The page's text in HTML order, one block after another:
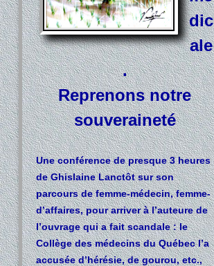
dic
ale
.
Reprenons notre
souveraineté
Une conférence de presque 3 heures
de Ghislaine Lanctôt sur son
parcours de femme-médecin, femme-
d’affaires, pour arriver à l’auteure de
l’ouvrage qui a fait scandale : le
Collège des médecins du Québec l’a
accusée d’hérésie, de gourou, etc.,